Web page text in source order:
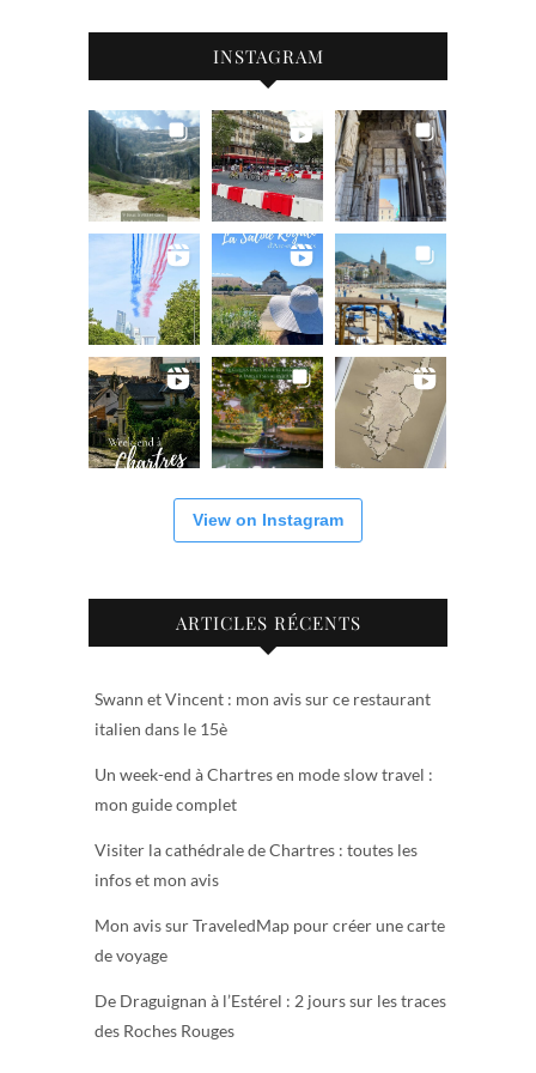
INSTAGRAM
View on Instagram
ARTICLES RÉCENTS
Swann et Vincent : mon avis sur ce restaurant
italien dans le 15è
Un week-end à Chartres en mode slow travel :
mon guide complet
Visiter la cathédrale de Chartres : toutes les
infos et mon avis
Mon avis sur TraveledMap pour créer une carte
de voyage
De Draguignan à l’Estérel : 2 jours sur les traces
des Roches Rouges